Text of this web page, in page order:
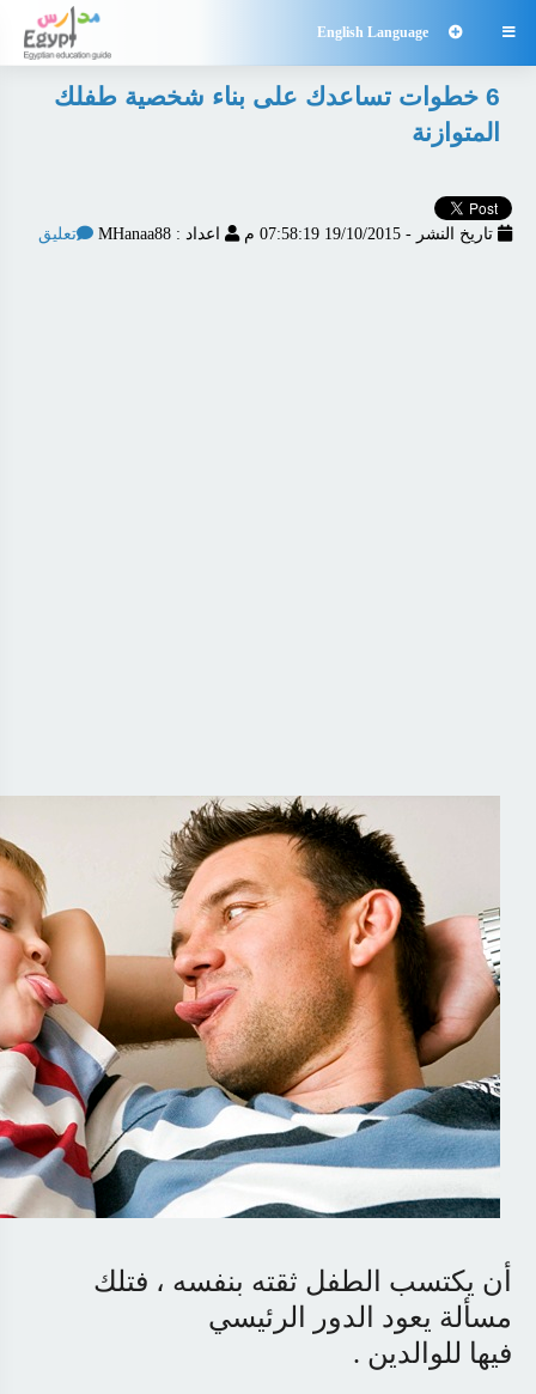

English Language
6 خطوات تساعدك على بناء شخصية طفلك
المتوازنة
تاريخ النشر - 19/10/2015 07:58:19 م اعداد : MHanaa88 تعليق
أن يكتسب الطفل ثقته بنفسه ، فتلك
مسألة يعود الدور الرئيسي
فيها للوالدين .